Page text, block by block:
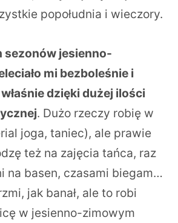
popołudnia i wieczory.
sezonów jesienno-
mi bezboleśnie i
dzięki dużej ilości
. Dużo rzeczy robię w
joga, taniec), ale prawie
też na zajęcia tańca, raz
na basen, czasami biegam…
jak banał, ale to robi
w jesienno-zimowym